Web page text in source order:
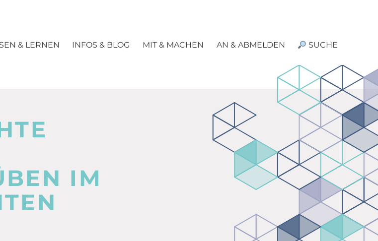
& LERNEN INFOS & BLOG MIT & MACHEN AN & ABMELDEN SUCHE
IM